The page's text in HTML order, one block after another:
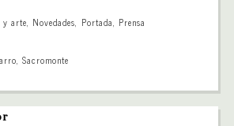
arte, Novedades, Portada, Prensa
,Sacromonte